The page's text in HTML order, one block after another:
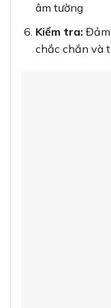
âm tường
Kiểm tra:
chắc chắn và